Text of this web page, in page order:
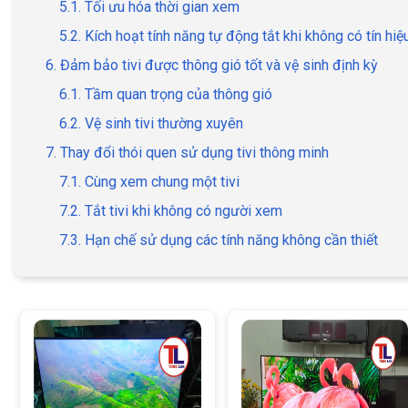
5.1. Tối ưu hóa thời gian xem
5.2. Kích hoạt tính năng tự động tắt khi không có tín
6. Đảm bảo tivi được thông gió tốt và vệ sinh định kỳ
6.1. Tầm quan trọng của thông gió
6.2. Vệ sinh tivi thường xuyên
7. Thay đổi thói quen sử dụng tivi thông minh
7.1. Cùng xem chung một tivi
7.2. Tắt tivi khi không có người xem
7.3. Hạn chế sử dụng các tính năng không cần thiết